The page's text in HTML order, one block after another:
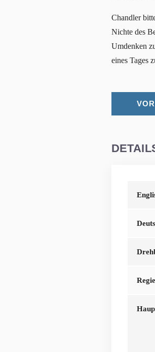
Chandler
Nichte des
Umdenken
eines Tages